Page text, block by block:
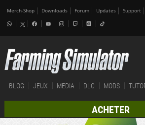
Merch-Shop Downloads Forum Updates Support
BLOG JEUX MEDIA DLC MODS
ACHETER